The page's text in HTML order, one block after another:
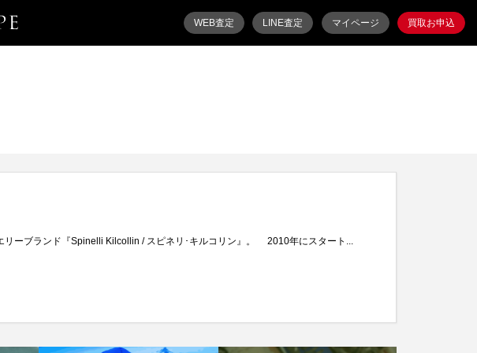
WEB査定 LINE査定 マイページ 買取お申込
ーブランド『Spinelli Kilcollin / スピネリ･キルコリン』。 2010年にスタート...